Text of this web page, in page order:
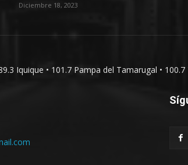
Diciembre 18, 2023
Iquique • 101.7 Pampa del Tamarugal •